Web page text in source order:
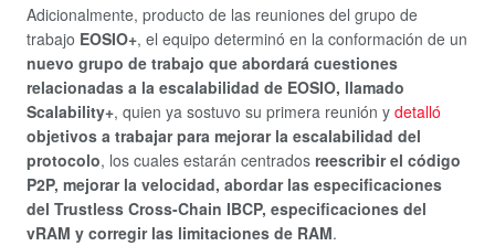
Adicionalmente, producto de las reuniones del grupo de
trabajo EOSIO+, el equipo determinó en la conformación de un
nuevo grupo de trabajo que abordará cuestiones
relacionadas a la escalabilidad de EOSIO, llamado
Scalability+, quien ya sostuvo su primera reunión y detalló
objetivos a trabajar para mejorar la escalabilidad del
protocolo, los cuales estarán centrados reescribir el código
P2P, mejorar la velocidad, abordar las especificaciones
del Trustless Cross-Chain IBCP, especificaciones del
vRAM y corregir las limitaciones de RAM.